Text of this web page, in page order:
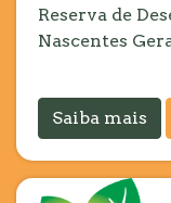
Reserva de
Nascentes
Saiba mais